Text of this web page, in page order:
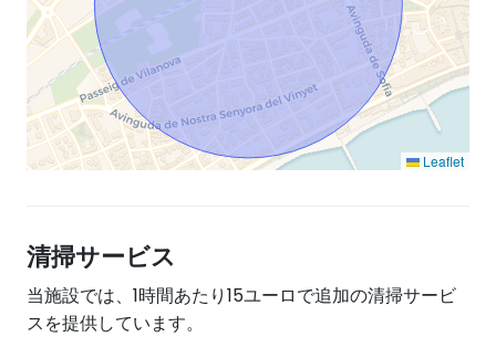
Leaflet
清掃サービス
当施設では、1時間あたり15ユーロで追加の清掃サービ
スを提供しています。